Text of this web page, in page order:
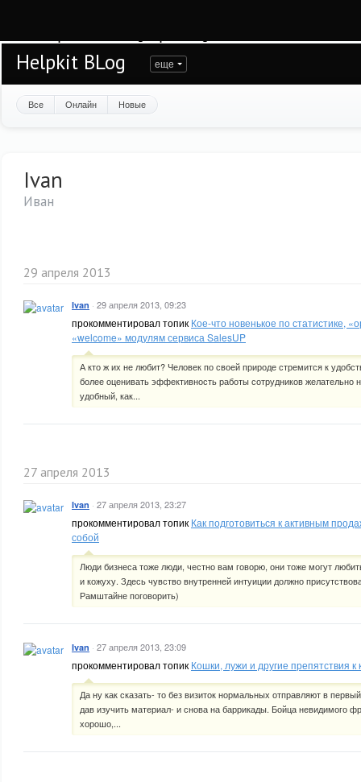
Helpkit BLog еще
Все Онлайн Новые
Ivan
Иван
29 апреля 2013
Ivan · 29 апреля 2013, 09:23
прокомментировал топик Кое-что новенькое по статистике,
«welcome» модулям сервиса SalesUP
А кто ж их не любит? Человек по своей природе стремится к
более оценивать эффективность работы сотрудников желательно
удобный, как...
27 апреля 2013
Ivan · 27 апреля 2013, 23:27
прокомментировал топик Как подготовиться к активным
собой
Люди бизнеса тоже люди, честно вам говорю, они тоже могут
и кожуху. Здесь чувство внутренней интуиции должно
Рамштайне поговорить)
Ivan · 27 апреля 2013, 23:09
прокомментировал топик Кошки, лужи и другие препятствия к
Да ну как сказать- то без визиток нормальных отправляют в
дав изучить материал- и снова на баррикады. Бойца невидимого
хорошо,...